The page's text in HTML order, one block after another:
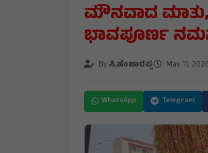
ಮೌನವಾದ
ಭಾವಪೂರ್ಣ
Byಸಿ.ಹೆಂಜಾರಪ್ಪ May 11,
WhatsApp Telegram